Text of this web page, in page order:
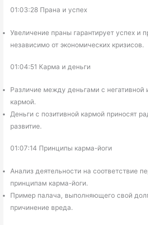
01:03:28 Прана и успех
Увеличение праны гарантирует успех и
независимо от экономических кризисов.
01:04:51 Карма и деньги
Различие между деньгами с негативной
кармой.
Деньги с позитивной кармой приносят
развитие.
01:07:14 Принципы карма-йоги
Анализ деятельности на соответствие
принципам карма-йоги.
Пример палача, выполняющего свой
причинение вреда.